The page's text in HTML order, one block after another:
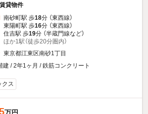
貸物件
南砂町駅 歩18分 （東西線）
東陽町駅 歩16分 （東西線）
住吉駅 歩19分 （半蔵門線など）
ほか1駅（徒歩20分圏内）
東京都江東区南砂1丁目
建 / 2年1ヶ月 / 鉄筋コンクリート
クス
万円